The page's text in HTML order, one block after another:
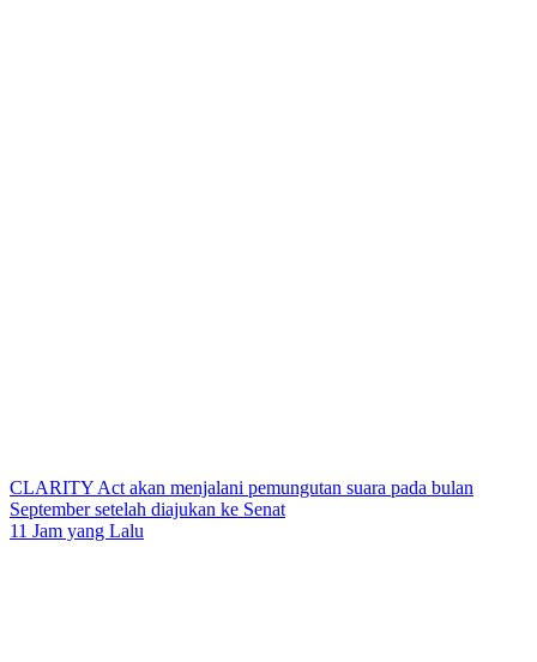
CLARITY Act akan menjalani pemungutan suara pada bulan
September setelah diajukan ke Senat
11 Jam yang Lalu